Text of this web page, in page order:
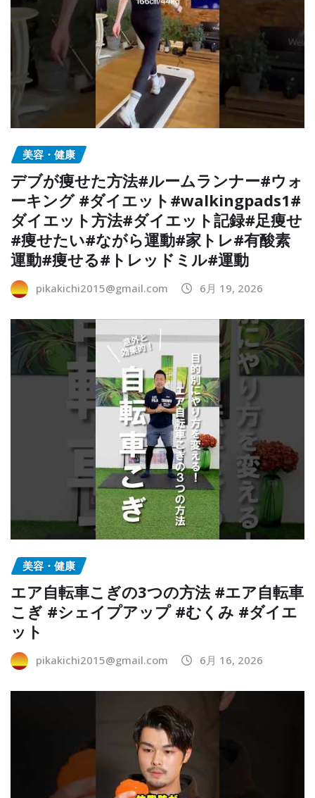
美容・健康
デブが痩せた方法#ルームランナー#ウォ
ーキング #ダイエット#walkingpads1#
ダイエット方法#ダイエット記録#足痩せ
#痩せたい#ながら運動#家トレ#有酸素
運動#痩せる#トレッドミル#運動
pikakichi2015@gmail.com 6月 19, 2026
美容・健康
エア自転車こぎの3つの方法 #エア自転車
こぎ #シェイプアップ #むくみ #ダイエ
ット
pikakichi2015@gmail.com 6月 16, 2026